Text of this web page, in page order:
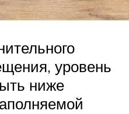
уровень
ниже